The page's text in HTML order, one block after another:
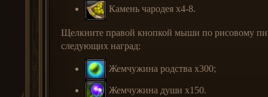
Камень чародея x4-8.
Щелкните правой кнопкой мыши по рисовому
следующих наград:
Жемчужина родства x300;
Жемчужина души x150.